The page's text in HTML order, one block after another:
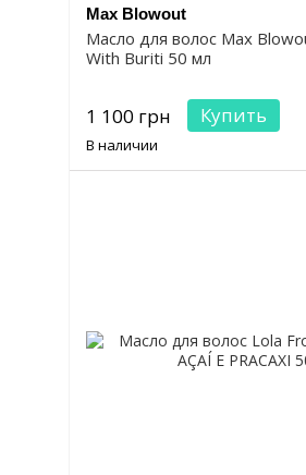
Max Blowout
Масло для волос Max
With Buriti 50 мл
1 100 грн Купить
В наличии